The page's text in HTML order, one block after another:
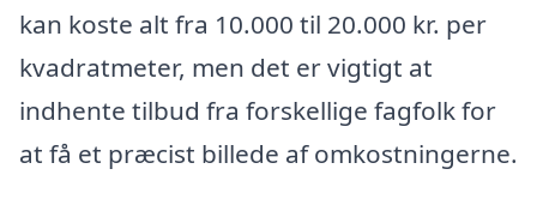
kan koste alt fra 10.000 til 20.000 kr. per
kvadratmeter, men det er vigtigt at
indhente tilbud fra forskellige fagfolk for
at få et præcist billede af omkostningerne.